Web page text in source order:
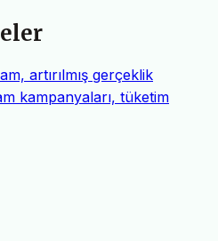
artırılmış gerçeklik
kampanyaları, tüketim